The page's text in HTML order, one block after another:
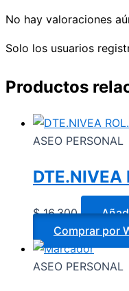
No hay valoraciones
Solo los usuarios
Productos
ASEO PERSONAL
DTE.NIVEA
$16.300
Comprar por
ASEO PERSONAL